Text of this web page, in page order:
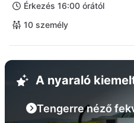
Érkezés 16:00 órától
10 személy
A nyaraló
Tengerre néző